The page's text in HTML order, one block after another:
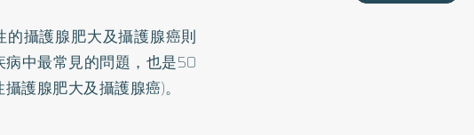
攝護腺肥大及攝護腺癌則
中最常見的問題，也是50
護腺肥大及攝護腺癌)。